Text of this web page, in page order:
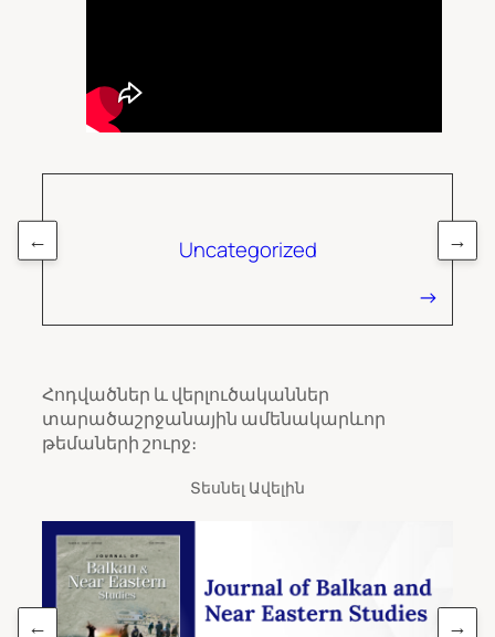
Uncategorized
← →
Հոդվածներ և վերլուծականներ
տարածաշրջանային ամենակարևոր
թեմաների շուրջ։
Տեսնել Ավելին
← →